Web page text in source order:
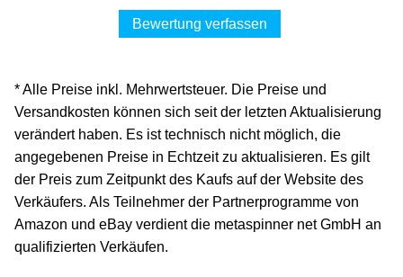
Bewertung verfassen
* Alle Preise inkl. Mehrwertsteuer. Die Preise und
Versandkosten können sich seit der letzten Aktualisierung
verändert haben. Es ist technisch nicht möglich, die
angegebenen Preise in Echtzeit zu aktualisieren. Es gilt
der Preis zum Zeitpunkt des Kaufs auf der Website des
Verkäufers. Als Teilnehmer der Partnerprogramme von
Amazon und eBay verdient die metaspinner net GmbH an
qualifizierten Verkäufen.